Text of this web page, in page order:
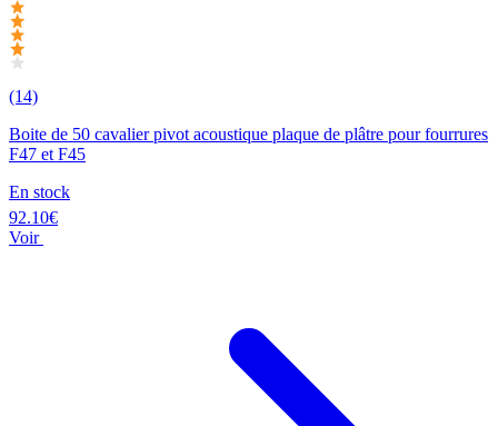
(14)
Boite de 50 cavalier pivot acoustique plaque de plâtre pour fourrures
F47 et F45
En stock
92.10€
Voir